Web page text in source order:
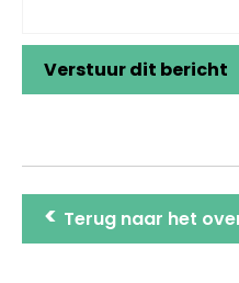
> Terug naar het